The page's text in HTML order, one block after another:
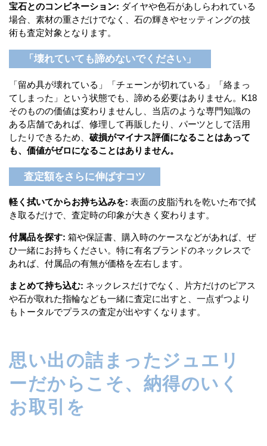
宝石とのコンビネーション: ダイヤや色石があしらわれている
場合、素材の重さだけでなく、石の輝きやセッティングの技
術も査定対象となります。
「壊れていても諦めないでください」
「留め具が壊れている」「チェーンが切れている」「絡まっ
てしまった」という状態でも、諦める必要はありません。K18
そのものの価値は変わりませんし、当店のような専門知識の
ある店舗であれば、修理して再販したり、パーツとして活用
したりできるため、 破損がマイナス評価になることはあって
も、価値がゼロになることはありません。
査定額をさらに伸ばすコツ
軽く拭いてからお持ち込みを: 表面の皮脂汚れを乾いた布で拭
き取るだけで、査定時の印象が大きく変わります。
付属品を探す: 箱や保証書、購入時のケースなどがあれば、ぜ
ひ一緒にお持ちください。特に有名ブランドのネックレスで
あれば、付属品の有無が価格を左右します。
まとめて持ち込む: ネックレスだけでなく、片方だけのピアス
や石が取れた指輪なども一緒に査定に出すと、一点ずつより
もトータルでプラスの査定が出やすくなります。
思い出の詰まったジュエリ
ーだからこそ、納得のいく
お取引を